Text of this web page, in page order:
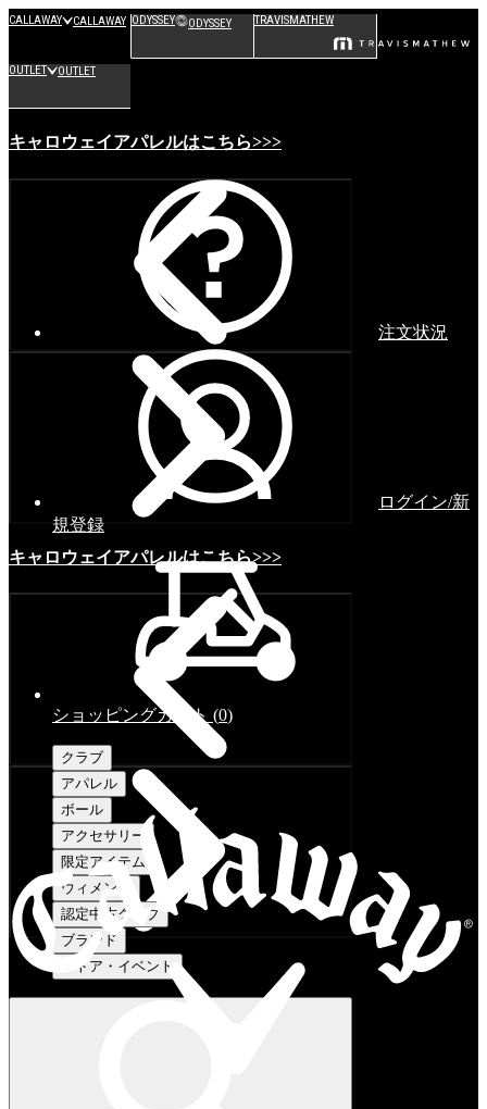
CALLAWAY CALLAWAY ODYSSEY ODYSSEY TRAVISMATHEW
OUTLET OUTLET
キャロウェイアパレルはこちら>>>
キャロウェイアパレルはこちら>>>
注文状況
ログイン/新
規登録
ショッピングカート (0)
クラブ
アパレル
ボール
アクセサリー
限定アイテム
ウィメンズ
認定中古クラブ
ブランド
ストア・イベント